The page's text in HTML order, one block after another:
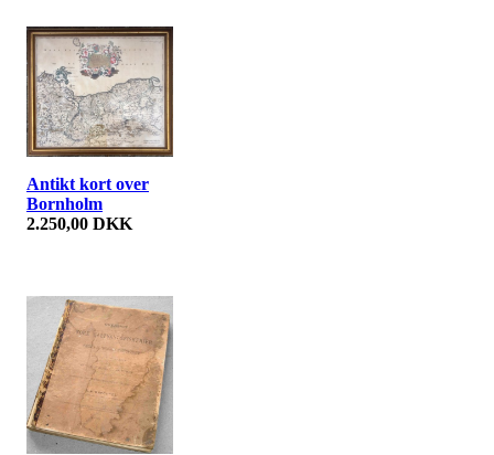
Antikt kort over
Bornholm
2.250,00 DKK